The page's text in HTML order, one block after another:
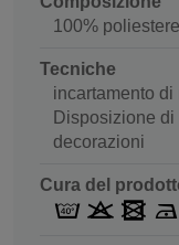
100% poliestere
Tecniche
incartamento
Disposizione
decorazioni
Cura del